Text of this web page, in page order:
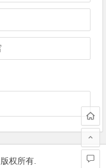
版权所有.